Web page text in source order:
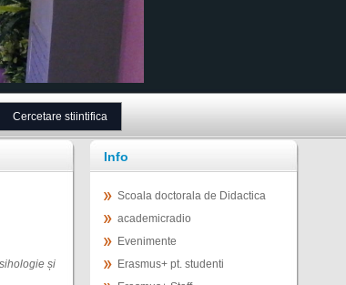
Cercetare stiintifica
și
Info
Scoala doctorala de Didactica
academicradio
Evenimente
Erasmus+ pt. studenti